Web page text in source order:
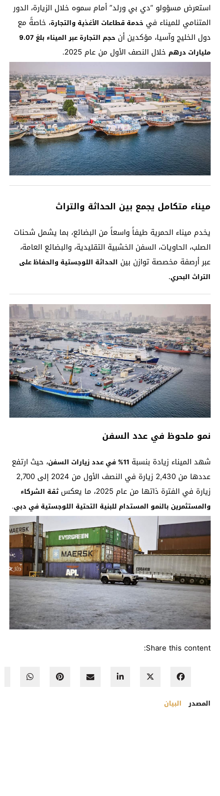
استعرض مسؤولو “دي بي ورلد” أمام سموه خلال الزيارة، الدور
المتنامي للميناء في خدمة قطاعات الأغذية والتجارة، خاصةً مع
دول الخليج وآسيا، مؤكدين أن
حجم التجارة عبر الميناء بلغ 9.07
مليارات درهمخلال النصف الأول من عام 2025.
ميناء متكامل يجمع بين الحداثة والتراث
يخدم ميناء الحمرية طيفاً واسعاً من البضائع، بما يشمل شحنات
الصلب، الحاويات، السفن الخشبية التقليدية، والبضائع العامة،
عبر أرصفة مخصصة توازن بين الحداثة اللوجستية والحفاظ على
التراث البحري.
نمو ملحوظ في عدد السفن
شهد الميناء زيادة بنسبة 11% في عدد زيارات السفن
، حيث ارتفع
عددها من 2,430 زيارة في النصف الأول من 2024 إلى 2,700
زيارة في الفترة ذاتها من عام 2025، ما يعكس
ثقة الشركاء
والمستثمرين بالنمو المستدام للبنية التحتية اللوجستية في دبي.
Share this content:
المصدر البيان